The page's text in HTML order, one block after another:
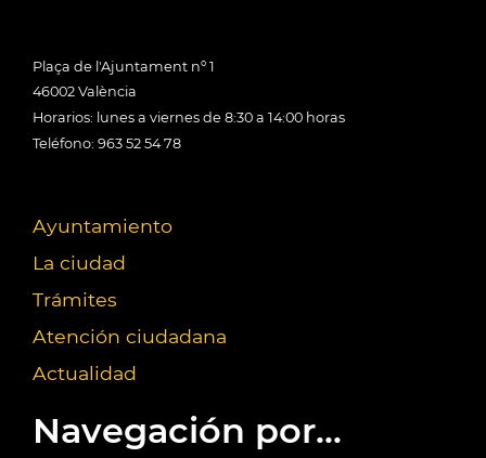
Plaça de l'Ajuntament nº 1
46002 València
Horarios: lunes a viernes de 8:30 a 14:00 horas
Teléfono: 963 52 54 78
Ayuntamiento
La ciudad
Trámites
Atención ciudadana
Actualidad
Navegación por...